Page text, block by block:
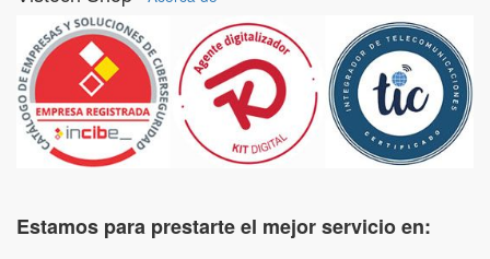
Estamos para prestarte el mejor servicio en: